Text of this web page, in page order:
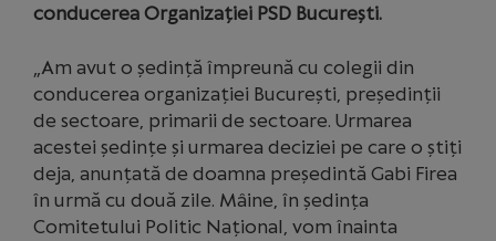
conducerea Organizației PSD București.
„Am avut o ședință împreună cu colegii din
conducerea organizației București, președinții
de sectoare, primarii de sectoare. Urmarea
acestei ședințe și urmarea deciziei pe care o știți
deja, anunțată de doamna președintă Gabi Firea
în urmă cu două zile. Mâine, în ședința
Comitetului Politic Național, vom înainta